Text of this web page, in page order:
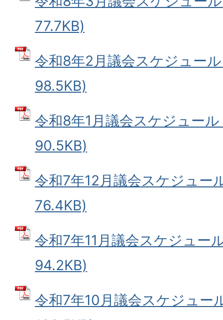
77.7KB)
令和8年2月議会スケジュー
98.5KB)
令和8年1月議会スケジュー
90.5KB)
令和7年12月議会スケジュー
76.4KB)
令和7年11月議会スケジュー
94.2KB)
令和7年10月議会スケジュー